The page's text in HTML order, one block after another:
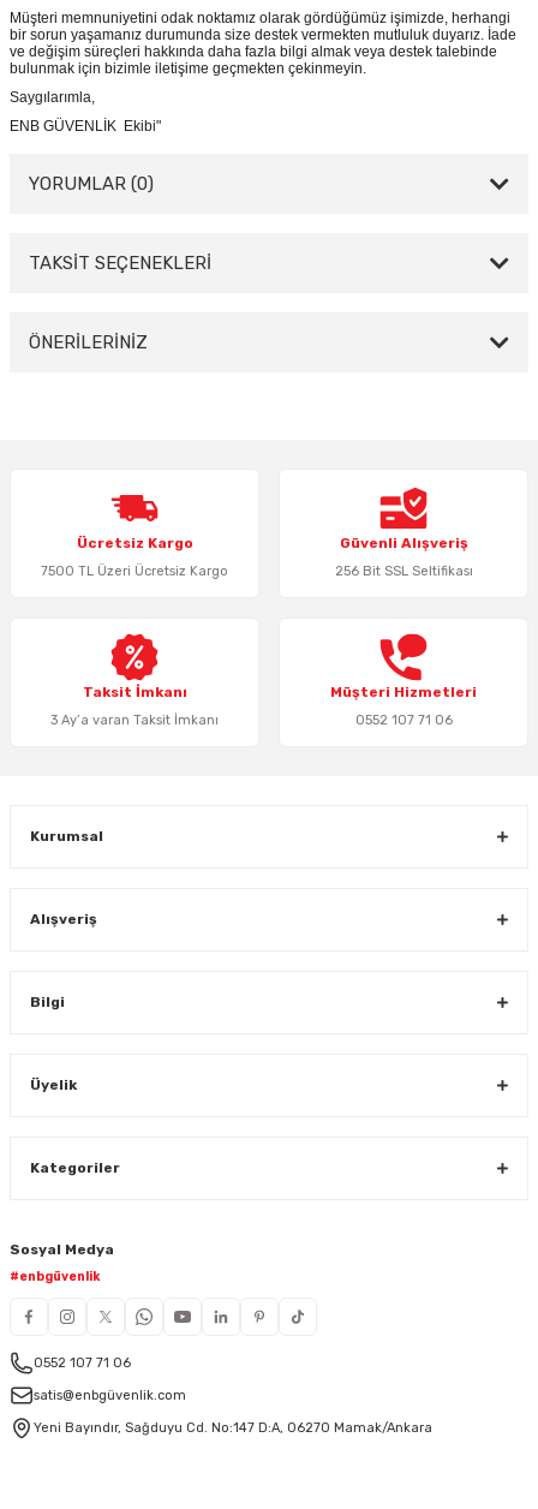
Müşteri memnuniyetini odak noktamız olarak gördüğümüz işimizde, herhangi
bir sorun yaşamanız durumunda size destek vermekten mutluluk duyarız. İade
ve değişim süreçleri hakkında daha fazla bilgi almak veya destek talebinde
bulunmak için bizimle iletişime geçmekten çekinmeyin.
Saygılarımla,
ENB GÜVENLİK Ekibi"
YORUMLAR (0)
Bu ürüne ilk yorumu siz yapın!
TAKSİT SEÇENEKLERİ
ÖNERİLERİNİZ
Ürün resmi kalitesiz, bozuk veya görüntülenemiyor.
Ürün açıklamasında eksik bilgiler bulunuyor.
Ürün bilgilerinde hatalar bulunuyor.
Bu ürüne benzer farklı alternatifler olmalı.
Ücretsiz Kargo
7500 TL Üzeri Ücretsiz Kargo
Güvenli Alışveriş
256 Bit SSL Seltifikası
Taksit İmkanı
3 Ay’a varan Taksit İmkanı
Müşteri Hizmetleri
0552 107 71 06
Kurumsal
Alışveriş
Bilgi
Üyelik
Kategoriler
Sosyal Medya
#enbgüvenlik
0552 107 71 06
satis@enbgüvenlik.com
Yeni Bayındır, Sağduyu Cd. No:147 D:A, 06270 Mamak/Ankara